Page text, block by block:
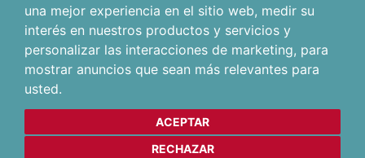
una mejor experiencia en el sitio web, medir su
interés en nuestros productos y servicios y
personalizar las interacciones de marketing, para
mostrar anuncios que sean más relevantes para
usted.
ACEPTAR
RECHAZAR